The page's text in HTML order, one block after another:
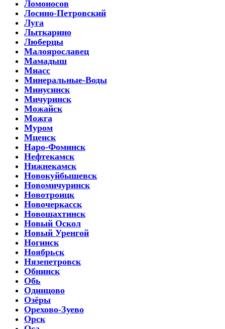
Ломоносов
Лосино-Петровский
Луга
Лыткарино
Люберцы
Малоярославец
Мамадыш
Миасс
Минеральные-Воды
Минусинск
Мичуринск
Можайск
Можга
Муром
Мценск
Наро-Фоминск
Нефтекамск
Нижнекамск
Новокуйбышевск
Новомичуринск
Новотроицк
Новочеркасск
Новошахтинск
Новый Оскол
Новый Уренгой
Ногинск
Ноябрьск
Нязепетровск
Обнинск
Обь
Одинцово
Озёры
Орехово-Зуево
Орск